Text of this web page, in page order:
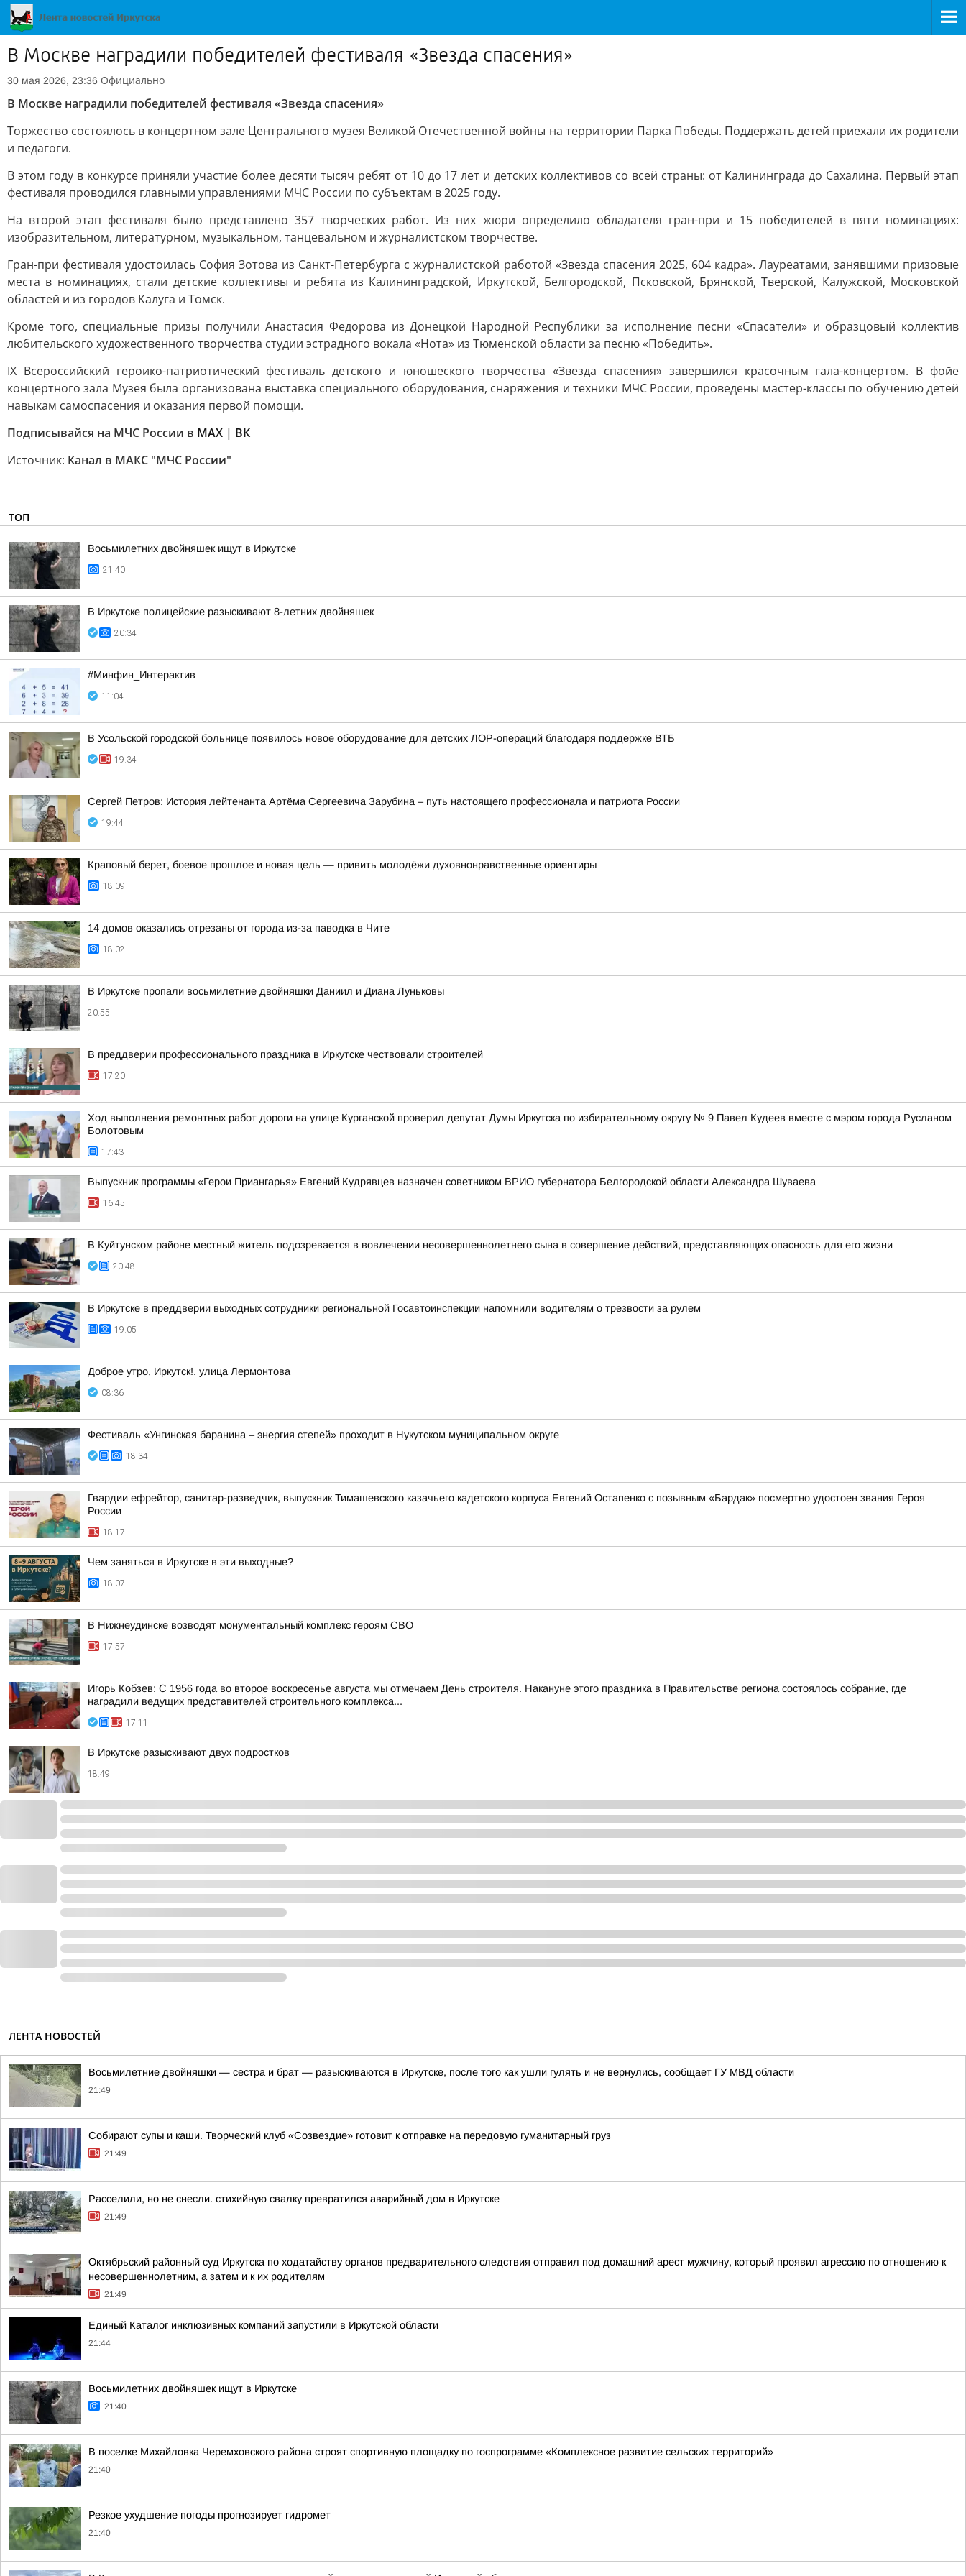
В Москве наградили победителей фестиваля «Звезда спасения»
30 мая 2026, 23:36 Официально
В Москве наградили победителей фестиваля «Звезда спасения»
Торжество состоялось в концертном зале Центрального музея Великой Отечественной войны на территории Парка Победы. Поддержать детей приехали их родители
и педагоги.
В этом году в конкурсе приняли участие более десяти тысяч ребят от 10 до 17 лет и детских коллективов со всей страны: от Калининграда до Сахалина. Первый этап
фестиваля проводился главными управлениями МЧС России по субъектам в 2025 году.
На второй этап фестиваля было представлено 357 творческих работ. Из них жюри определило обладателя гран-при и 15 победителей в пяти номинациях:
изобразительном, литературном, музыкальном, танцевальном и журналистском творчестве.
Гран-при фестиваля удостоилась София Зотова из Санкт-Петербурга с журналистской работой «Звезда спасения 2025, 604 кадра». Лауреатами, занявшими призовые
места в номинациях, стали детские коллективы и ребята из Калининградской, Иркутской, Белгородской, Псковской, Брянской, Тверской, Калужской, Московской
областей и из городов Калуга и Томск.
Кроме того, специальные призы получили Анастасия Федорова из Донецкой Народной Республики за исполнение песни «Спасатели» и образцовый коллектив
любительского художественного творчества студии эстрадного вокала «Нота» из Тюменской области за песню «Победить».
IX Всероссийский героико-патриотический фестиваль детского и юношеского творчества «Звезда спасения» завершился красочным гала-концертом. В фойе
концертного зала Музея была организована выставка специального оборудования, снаряжения и техники МЧС России, проведены мастер-классы по обучению детей
навыкам самоспасения и оказания первой помощи.
Подписывайся на МЧС России в MAX | ВК
Источник: Канал в МАКС "МЧС России"
ТОП
Восьмилетних двойняшек ищут в Иркутске
21:40
В Иркутске полицейские разыскивают 8-летних двойняшек
20:34
#Минфин_Интерактив
11:04
В Усольской городской больнице появилось новое оборудование для детских ЛОР-операций благодаря поддержке ВТБ
19:34
Сергей Петров: История лейтенанта Артёма Сергеевича Зарубина – путь настоящего профессионала и патриота России
19:44
Краповый берет, боевое прошлое и новая цель — привить молодёжи духовнонравственные ориентиры
18:09
14 домов оказались отрезаны от города из-за паводка в Чите
18:02
В Иркутске пропали восьмилетние двойняшки Даниил и Диана Луньковы
20:55
В преддверии профессионального праздника в Иркутске чествовали строителей
17:20
Ход выполнения ремонтных работ дороги на улице Курганской проверил депутат Думы Иркутска по избирательному округу № 9 Павел Кудеев вместе с мэром города Русланом
Болотовым
17:43
Выпускник программы «Герои Приангарья» Евгений Кудрявцев назначен советником ВРИО губернатора Белгородской области Александра Шуваева
16:45
В Куйтунском районе местный житель подозревается в вовлечении несовершеннолетнего сына в совершение действий, представляющих опасность для его жизни
20:48
В Иркутске в преддверии выходных сотрудники региональной Госавтоинспекции напомнили водителям о трезвости за рулем
19:05
Доброе утро, Иркутск!. улица Лермонтова
08:36
Фестиваль «Унгинская баранина – энергия степей» проходит в Нукутском муниципальном округе
18:34
Гвардии ефрейтор, санитар-разведчик, выпускник Тимашевского казачьего кадетского корпуса Евгений Остапенко с позывным «Бардак» посмертно удостоен звания Героя
России
18:17
Чем заняться в Иркутске в эти выходные?
18:07
В Нижнеудинске возводят монументальный комплекс героям СВО
17:57
Игорь Кобзев: С 1956 года во второе воскресенье августа мы отмечаем День строителя. Накануне этого праздника в Правительстве региона состоялось собрание, где
наградили ведущих представителей строительного комплекса...
17:11
В Иркутске разыскивают двух подростков
18:49
ЛЕНТА НОВОСТЕЙ
Восьмилетние двойняшки — сестра и брат — разыскиваются в Иркутске, после того как ушли гулять и не вернулись, сообщает ГУ МВД области
21:49
Собирают супы и каши. Творческий клуб «Созвездие» готовит к отправке на передовую гуманитарный груз
21:49
Расселили, но не снесли. стихийную свалку превратился аварийный дом в Иркутске
21:49
Октябрьский районный суд Иркутска по ходатайству органов предварительного следствия отправил под домашний арест мужчину, который проявил агрессию по отношению к
несовершеннолетним, а затем и к их родителям
21:49
Единый Каталог инклюзивных компаний запустили в Иркутской области
21:44
Восьмилетних двойняшек ищут в Иркутске
21:40
В поселке Михайловка Черемховского района строят спортивную площадку по госпрограмме «Комплексное развитие сельских территорий»
21:40
Резкое ухудшение погоды прогнозирует гидромет
21:40